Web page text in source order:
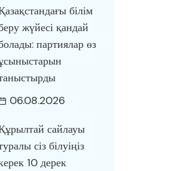
білім
жүйесі қандай
партиялар өз
06.08.2026
сайлауы
сіз білуіңіз
10 дерек